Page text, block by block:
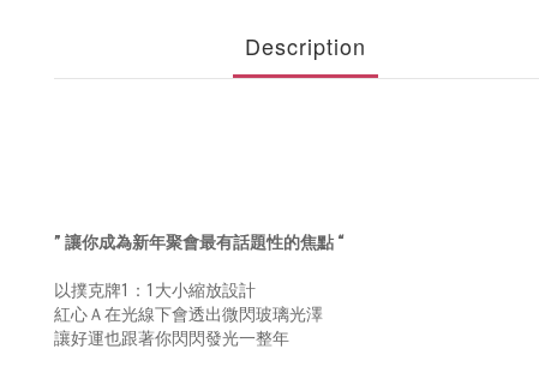
Description
” 讓你成為新年聚會最有話題性的焦點 “
以撲克牌1：1大小縮放設計
紅心Ａ在光線下會透出微閃玻璃光澤
讓好運也跟著你閃閃發光一整年